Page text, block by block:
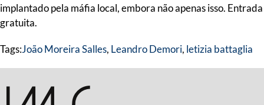
implantado pela máfia local, embora não apenas isso. Entrada
gratuita.
Tags:João Moreira Salles, Leandro Demori, letizia battaglia